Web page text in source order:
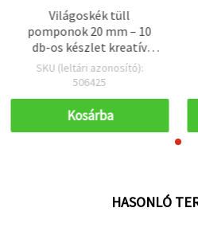
Világoskék tüll
pomponok 20 mm – 10
db-os készlet kreatív
hobbihoz, dekorációhoz,
scrapbookinghoz,
ajándékokhoz
SKU (leltári azonosító):
506425
Kosárba
HASONLÓ